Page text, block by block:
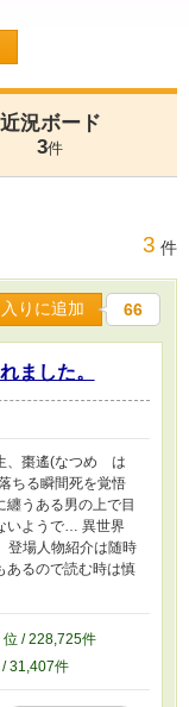
近況ボード
3件
3 件
りに追加 66
ました。
、棗遙(なつめ は
ちる瞬間死を覚悟
纏うある男の上で目
いようで… 異世界
登場人物紹介は随時
あるので読む時は慎
位 / 228,725件
/ 31,407件